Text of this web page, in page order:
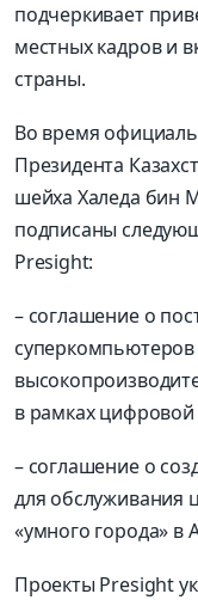
подчеркивает
местных кадров и
страны.
Во время
Президента
шейха Халеда бин
подписаны
Presight:
– соглашение о
суперкомпьютеров
в рамках
– соглашение о
для обслуживания
«умного города» в
Проекты Presight